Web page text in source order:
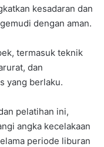
kesadaran dan
dengan aman.
termasuk teknik
dan
yang berlaku.
pelatihan ini,
angka kecelakaan
periode liburan